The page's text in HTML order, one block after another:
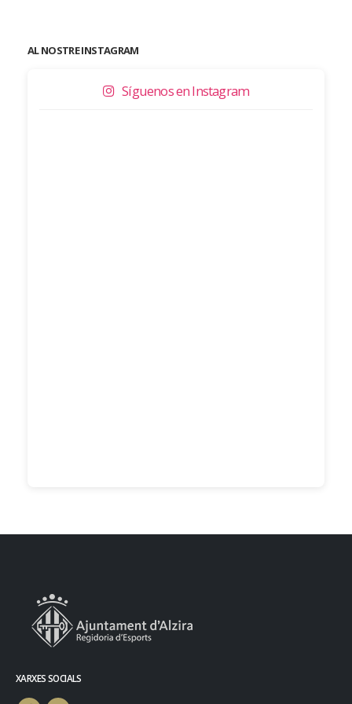
AL NOSTRE INSTAGRAM
Síguenos en Instagram
XARXES SOCIALS